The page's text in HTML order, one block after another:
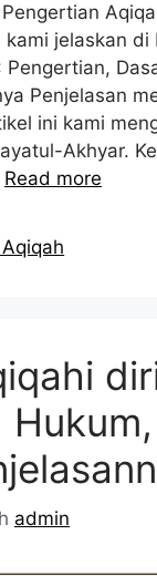
kami jelaskan di
Pengertian,
Penjelasan
ini kami
Akhyar.
Read more
admin